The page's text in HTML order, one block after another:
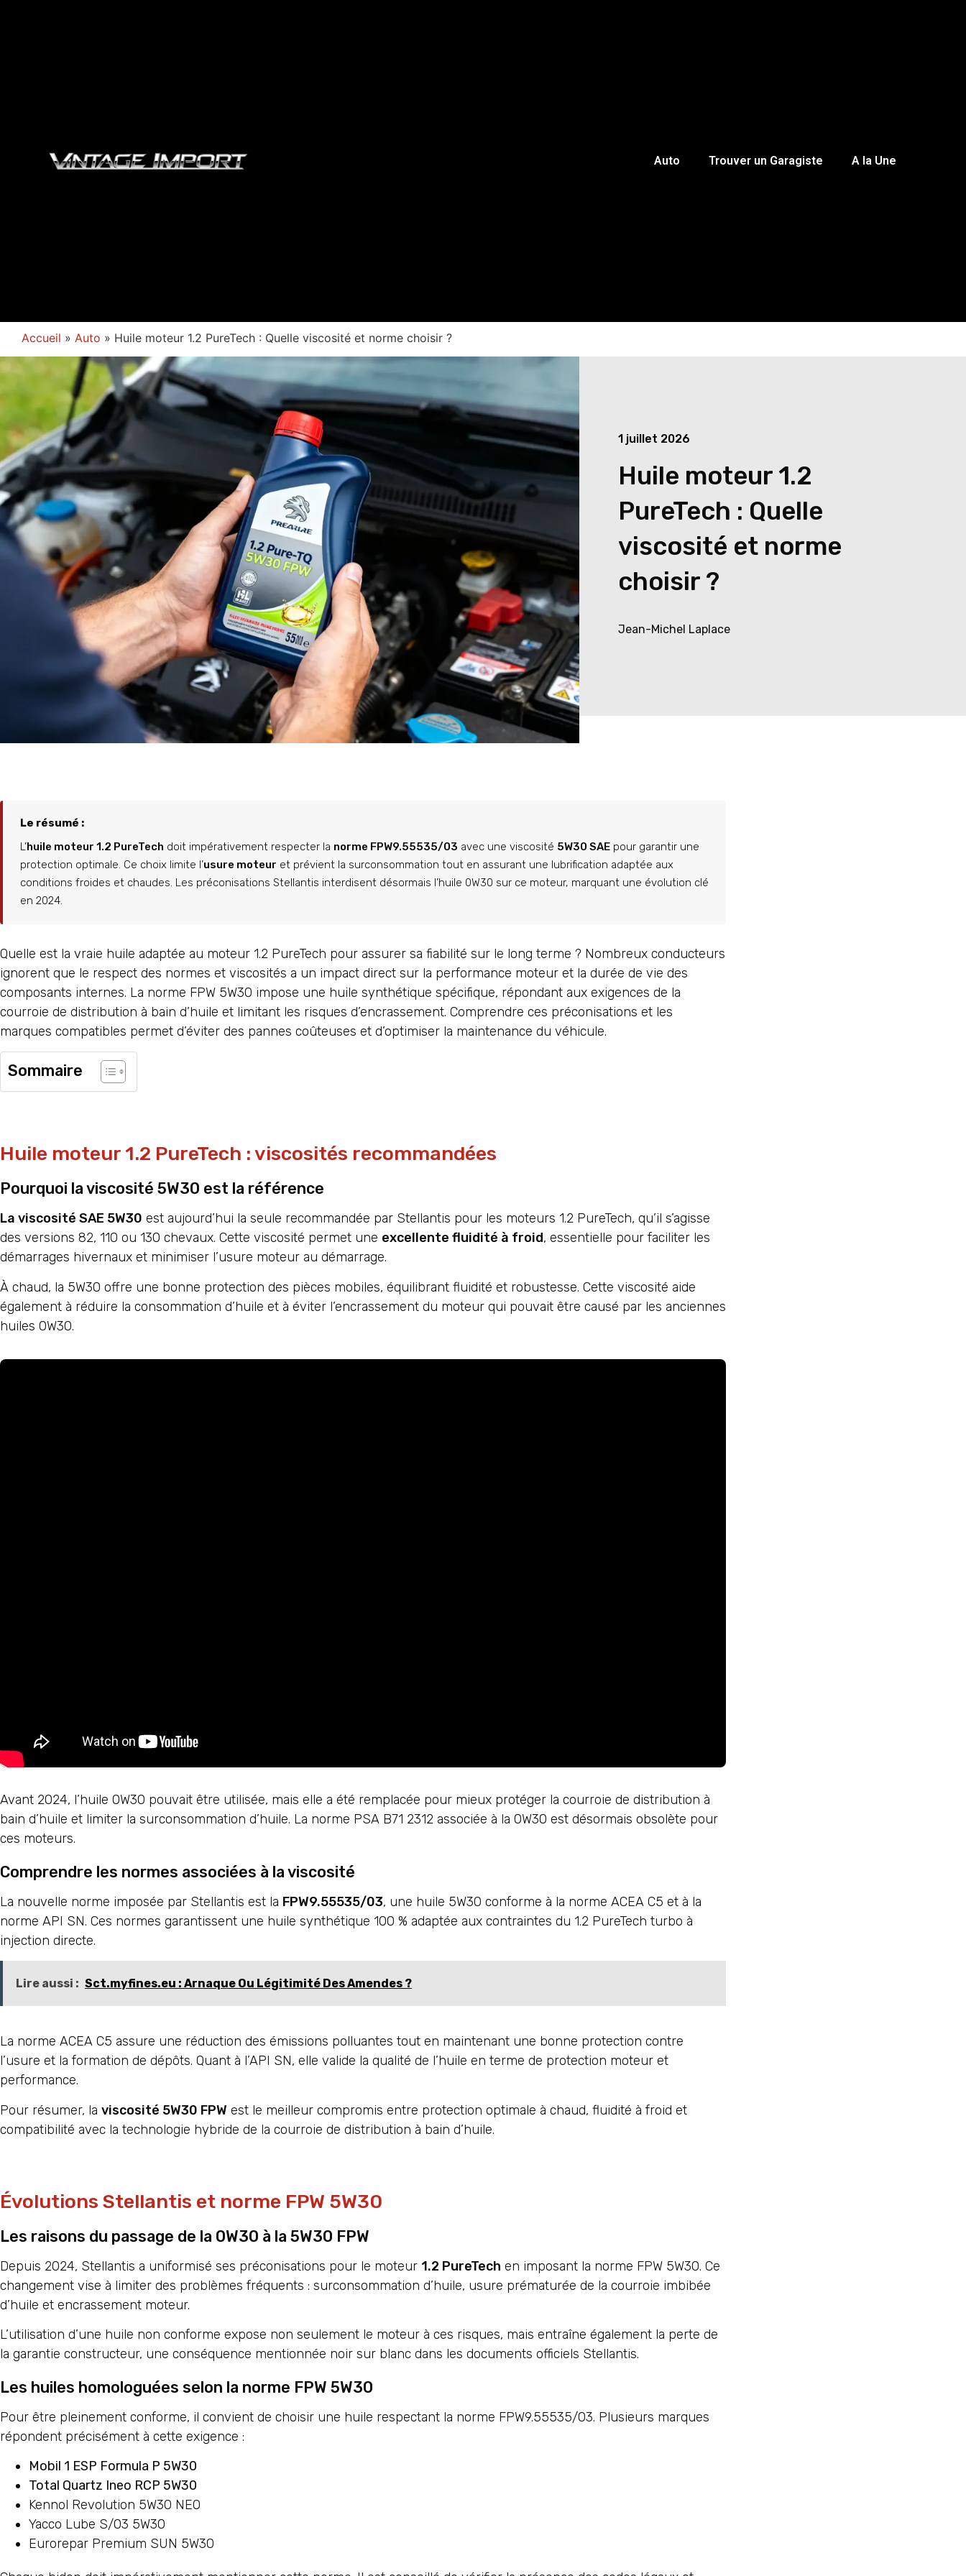
Auto Trouver un Garagiste A la Une
Accueil » Auto » Huile moteur 1.2 PureTech : Quelle viscosité et norme choisir ?
1 juillet 2026
Huile moteur 1.2
PureTech : Quelle
viscosité et norme
choisir ?
Jean-Michel Laplace
Le résumé :
L’huile moteur 1.2 PureTech doit impérativement respecter la norme FPW9.55535/03 avec une viscosité 5W30 SAE pour garantir une
protection optimale. Ce choix limite l’usure moteur et prévient la surconsommation tout en assurant une lubrification adaptée aux
conditions froides et chaudes. Les préconisations Stellantis interdisent désormais l’huile 0W30 sur ce moteur, marquant une évolution clé
en 2024.
Quelle est la vraie huile adaptée au moteur 1.2 PureTech pour assurer sa fiabilité sur le long terme ? Nombreux conducteurs
ignorent que le respect des normes et viscosités a un impact direct sur la performance moteur et la durée de vie des
composants internes. La norme FPW 5W30 impose une huile synthétique spécifique, répondant aux exigences de la
courroie de distribution à bain d’huile et limitant les risques d’encrassement. Comprendre ces préconisations et les
marques compatibles permet d’éviter des pannes coûteuses et d’optimiser la maintenance du véhicule.
Sommaire
Huile moteur 1.2 PureTech : viscosités recommandées
Pourquoi la viscosité 5W30 est la référence
La viscosité SAE 5W30 est aujourd’hui la seule recommandée par Stellantis pour les moteurs 1.2 PureTech, qu’il s’agisse
des versions 82, 110 ou 130 chevaux. Cette viscosité permet une excellente fluidité à froid, essentielle pour faciliter les
démarrages hivernaux et minimiser l’usure moteur au démarrage.
À chaud, la 5W30 offre une bonne protection des pièces mobiles, équilibrant fluidité et robustesse. Cette viscosité aide
également à réduire la consommation d’huile et à éviter l’encrassement du moteur qui pouvait être causé par les anciennes
huiles 0W30.
Avant 2024, l’huile 0W30 pouvait être utilisée, mais elle a été remplacée pour mieux protéger la courroie de distribution à
bain d’huile et limiter la surconsommation d’huile. La norme PSA B71 2312 associée à la 0W30 est désormais obsolète pour
ces moteurs.
Comprendre les normes associées à la viscosité
La nouvelle norme imposée par Stellantis est la FPW9.55535/03, une huile 5W30 conforme à la norme ACEA C5 et à la
norme API SN. Ces normes garantissent une huile synthétique 100 % adaptée aux contraintes du 1.2 PureTech turbo à
injection directe.
Lire aussi : Sct.myfines.eu : Arnaque Ou Légitimité Des Amendes ?
La norme ACEA C5 assure une réduction des émissions polluantes tout en maintenant une bonne protection contre
l’usure et la formation de dépôts. Quant à l’API SN, elle valide la qualité de l’huile en terme de protection moteur et
performance.
Pour résumer, la viscosité 5W30 FPW est le meilleur compromis entre protection optimale à chaud, fluidité à froid et
compatibilité avec la technologie hybride de la courroie de distribution à bain d’huile.
Évolutions Stellantis et norme FPW 5W30
Les raisons du passage de la 0W30 à la 5W30 FPW
Depuis 2024, Stellantis a uniformisé ses préconisations pour le moteur 1.2 PureTech en imposant la norme FPW 5W30. Ce
changement vise à limiter des problèmes fréquents : surconsommation d’huile, usure prématurée de la courroie imbibée
d’huile et encrassement moteur.
L’utilisation d’une huile non conforme expose non seulement le moteur à ces risques, mais entraîne également la perte de
la garantie constructeur, une conséquence mentionnée noir sur blanc dans les documents officiels Stellantis.
Les huiles homologuées selon la norme FPW 5W30
Pour être pleinement conforme, il convient de choisir une huile respectant la norme FPW9.55535/03. Plusieurs marques
répondent précisément à cette exigence :
Mobil 1 ESP Formula P 5W30
Total Quartz Ineo RCP 5W30
Kennol Revolution 5W30 NEO
Yacco Lube S/03 5W30
Eurorepar Premium SUN 5W30